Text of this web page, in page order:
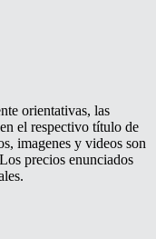
orientativas, las
el respectivo título de
imagenes y videos son
precios enunciados